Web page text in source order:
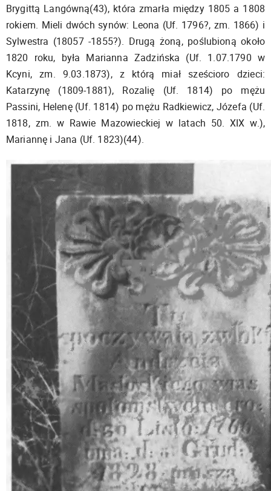
Brygittą Langówną(43), która zmarła między 1805 a 1808
rokiem. Mieli dwóch synów: Leona (Uf. 1796?, zm. 1866) i
Sylwestra (18057 -1855?). Drugą żoną, poślubioną około
1820 roku, była Marianna Zadzińska (Uf. 1.07.1790 w
Kcyni, zm. 9.03.1873), z którą miał sześcioro dzieci:
Katarzynę (1809-1881), Rozalię (Uf. 1814) po mężu
Passini, Helenę (Uf. 1814) po mężu Radkiewicz, Józefa (Uf.
1818, zm. w Rawie Mazowieckiej w latach 50. XIX w.),
Mariannę i Jana (Uf. 1823)(44).